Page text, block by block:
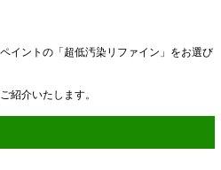
イントの「超低汚染リファイン」をお選び
紹介いたします。